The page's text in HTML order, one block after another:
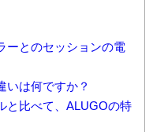
ーとのセッションの電
いは何ですか？
と比べて、ALUGOの特